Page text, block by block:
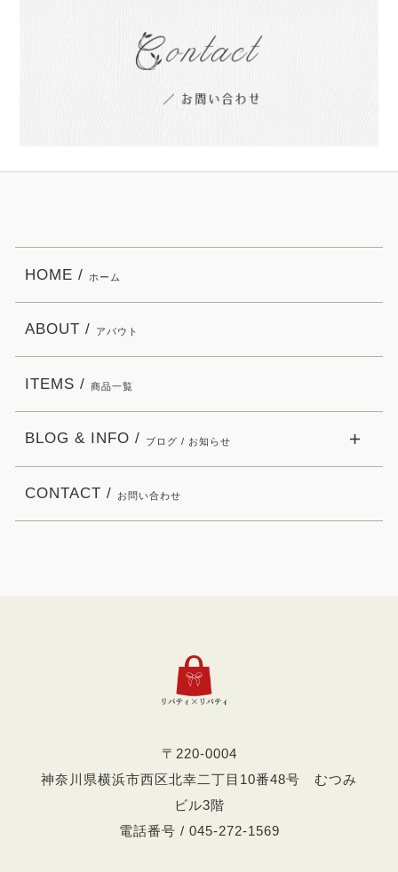
〒220-0004
神奈川県横浜市西区北幸二丁目10番48号 むつみ
ビル3階
電話番号 / 045-272-1569
HOME / ホーム
ABOUT / アバウト
ITEMS / 商品一覧
BLOG & INFO / ブログ / お知らせ
CONTACT / お問い合わせ